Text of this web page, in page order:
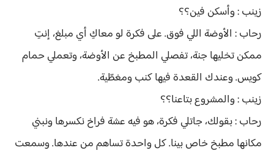
زينب : وأسكن فين؟؟
رحاب : الأوضة اللي فوق. على فكرة لو معاكِ أي مبلغ، إنتِ
ممكن تخليها جنة، تفصلي المطبخ عن الأوضة، وتعملي حمام
كويس. وعندك القعدة فيها كنب ومغطّية.
زينب : والمشروع بتاعنا؟؟
رحاب : بقولك، جاتلي فكرة، هو فيه عشة فراخ نكسرها ونبني
مكانها مطبخ خاص بينا. كل واحدة تساهم من عندها. وسمعت